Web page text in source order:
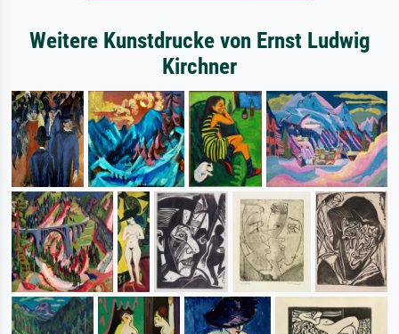
Weitere Kunstdrucke von Ernst Ludwig
Kirchner